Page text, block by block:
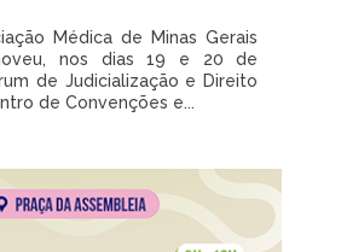
Médica de Minas Gerais
nos dias 19 e 20 de
de Judicialização e Direito
de Convenções e...